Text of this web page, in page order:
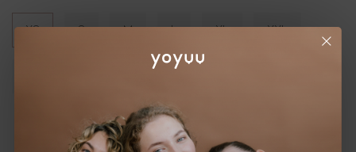
XS S M L XL XXL